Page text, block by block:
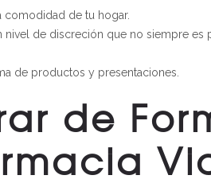
comodidad de tu hogar.
nivel de discreción que no siempre es
de productos y presentaciones.
de